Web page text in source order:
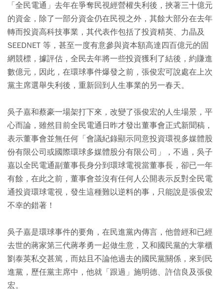
「全民電通」去年在爭奪民視經營權失利後，挾著三十億元
的資金，除了一部分資金仍在民視之外，其餘大部分在去年
轉而投資高科技事業，其代表作包括了投資精英、力晶及
SEEDNET 等，甚至一度有意參與資本額高達四百億元的固
網競標，據評估，全民去年將一些投資獲利了結後，約賺進
數億元，因此，在環球事件爆發之前，張俊宏可說處在上次
黨主席選舉失利後，重新回到人生事業的另一春天。
吳子嘉和蔡豪一場架打下來，改變了張俊宏的人生場景，平
心而論，雖然目前全民電通日昨才發出董事會正式新聞稿，
表示董事會並無任何「會議紀錄顯示同意投資環視多媒體股
份有限公司或國際環球多媒體股分有限公司」，不過，吳子
嘉以全民電通副董事長身分到環球電視當董事長，卻已一年
有餘，在此之前，董事會並沒有任何人公開表示反對全民電
通投資環球電視，發生這種難以逆料的事，只能說是張俊宏
不幸的錯著！
吳子嘉是環球事件的要角，在民進黨內傳言，他曾經和已經
去世的蔣家第三代蔣孝勇一起做生意，又和國民黨的大掌櫃
劉泰英私交甚篤，而姑且不論他過去的國民黨關係，來到民
進黨，歷任黨主席中，他就「跟過」施明德、許信良及張俊
宏。